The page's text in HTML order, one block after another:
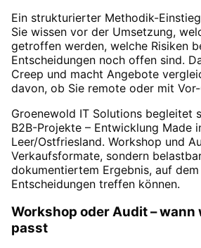
Ein strukturierter Methodik-
Sie wissen vor der Umsetzung,
getroffen werden, welche Risiken
Entscheidungen noch offen sind.
Creep und macht Angebote
davon, ob Sie remote oder mit
Groenewold IT Solutions begleitet
B2B-Projekte – Entwicklung Made
Leer/Ostfriesland. Workshop und
Verkaufsformate, sondern
dokumentiertem Ergebnis, auf
Entscheidungen treffen können.
Workshop oder Audit – wann
passt